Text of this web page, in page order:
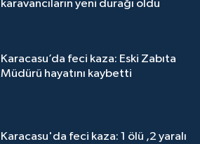
karavancıların yeni durağı oldu
Karacasu’da feci kaza: Eski Zabıta
Müdürü hayatını kaybetti
Karacasu'da feci kaza: 1 ölü ,2 yaralı